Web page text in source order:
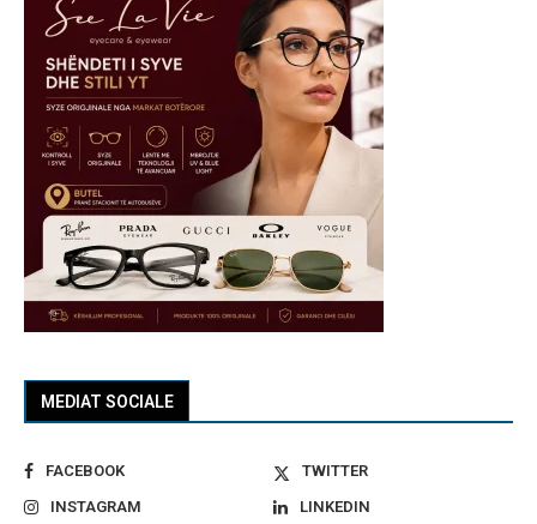
MEDIAT SOCIALE
FACEBOOK
TWITTER
INSTAGRAM
LINKEDIN